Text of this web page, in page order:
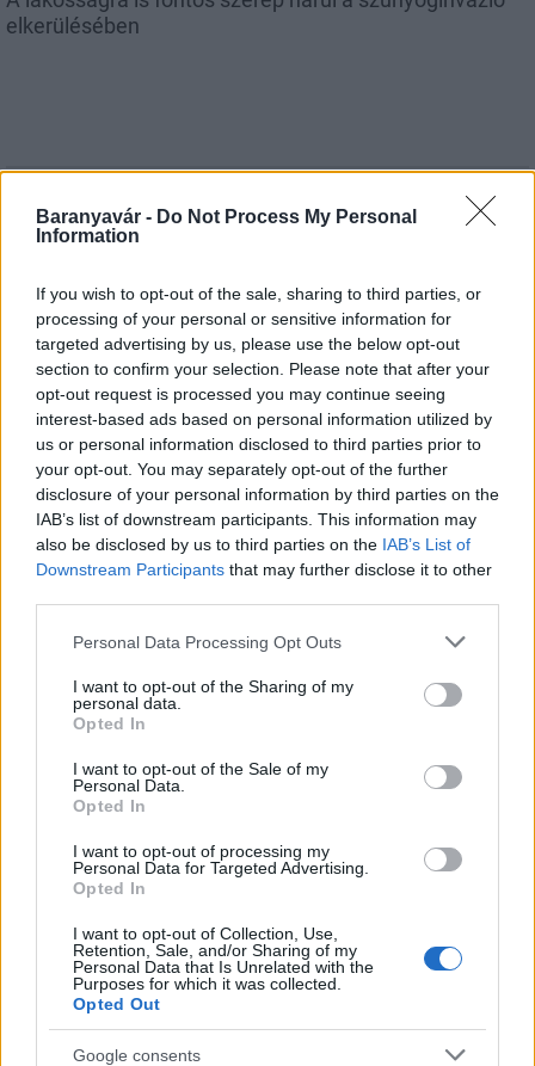
Baranyavár - Do Not Process My Personal
Information
If you wish to opt-out of the sale, sharing to third parties, or
processing of your personal or sensitive information for
targeted advertising by us, please use the below opt-out
section to confirm your selection. Please note that after your
opt-out request is processed you may continue seeing
interest-based ads based on personal information utilized by
us or personal information disclosed to third parties prior to
your opt-out. You may separately opt-out of the further
disclosure of your personal information by third parties on the
IAB’s list of downstream participants. This information may
also be disclosed by us to third parties on the IAB’s List of
Downstream Participants that may further disclose it to other
Please note that this website/app uses one or more Google
not limited to your visit or usage behaviour. You may click to
grant or deny consent to Google and its third-party tags to
use your data for below specified purposes in below Google
consent section.
Personal Data Processing Opt Outs
I want to opt-out of the Sharing of my
personal data.
Opted In
I want to opt-out of the Sale of my
Personal Data.
Opted In
I want to opt-out of processing my
Personal Data for Targeted Advertising.
Opted In
I want to opt-out of Collection, Use,
Retention, Sale, and/or Sharing of my
Personal Data that Is Unrelated with the
Purposes for which it was collected.
Opted Out
Google consents
elkerülésében
Országos hírek
Itt az ÉVOSZ megoldása a hőhullámok és
Országos hírek
Miért éri meg Afrikában utat építeni?
Minden, amit a GED Afrika projektről
tudni kell
Kultúra
Kihívások labirintusában
Országos hírek
felhasználta az emberiség a Föld egész
évre elegendő erőforrásait
Aktuális
HÍRLEVÉL
Név